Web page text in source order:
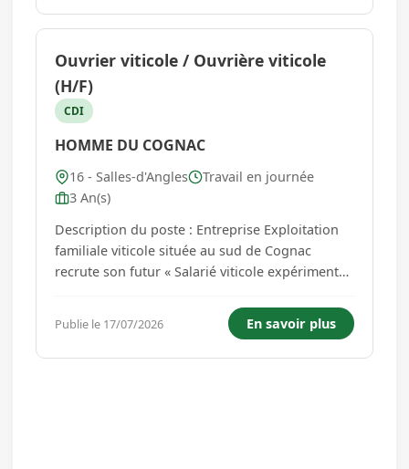
principales :Vous garanti...
Ouvrier viticole / Ouvrière viticole
(H/F)
CDI
HOMME DU COGNAC
16 - Salles-d'Angles
Travail en journée
3 An(s)
Description du poste : Entreprise Exploitation
familiale viticole située au sud de Cognac
recrute son futur « Salarié viticole expérimenté
de l'ensemble des compétences pour la
conduite de la vigne et pour une relation
professionnelle de confia...
Publie le 17/07/2026 En savoir plus